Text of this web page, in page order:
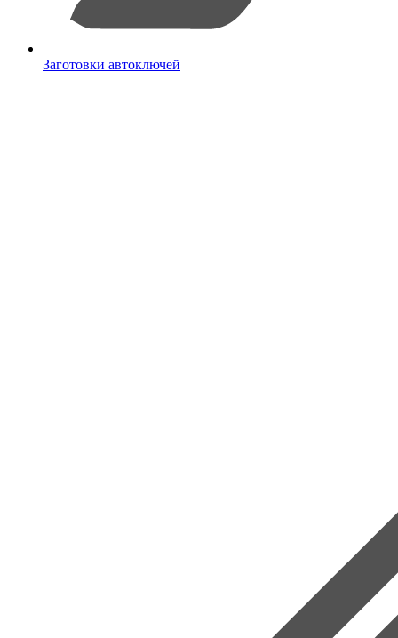
Заготовки автоключей